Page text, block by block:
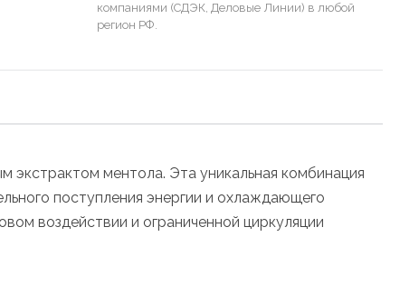
компаниями (СДЭК, Деловые Линии) в любой
регион РФ.
экстрактом ментола. Эта уникальная комбинация
поступления энергии и охлаждающего
воздействии и ограниченной циркуляции